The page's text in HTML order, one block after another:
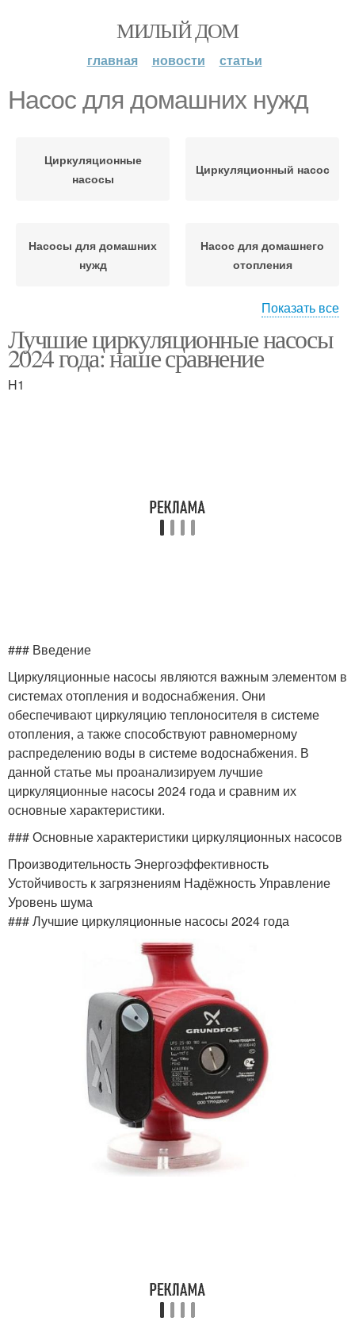
МИЛЫЙ ДОМ
главная новости статьи
Насос для домашних нужд
Циркуляционные
насосы
Циркуляционный насос
Насосы для домашних
нужд
Насос для домашнего
отопления
Насосы для систем
бассейна
Показать все
Лучшие циркуляционные насосы
2024 года: наше сравнение
H1
### Введение
Циркуляционные насосы являются важным элементом в
системах отопления и водоснабжения. Они
обеспечивают циркуляцию теплоносителя в системе
отопления, а также способствуют равномерному
распределению воды в системе водоснабжения. В
данной статье мы проанализируем лучшие
циркуляционные насосы 2024 года и сравним их
основные характеристики.
### Основные характеристики циркуляционных насосов
Производительность Энергоэффективность
Устойчивость к загрязнениям Надёжность Управление
Уровень шума
### Лучшие циркуляционные насосы 2024 года